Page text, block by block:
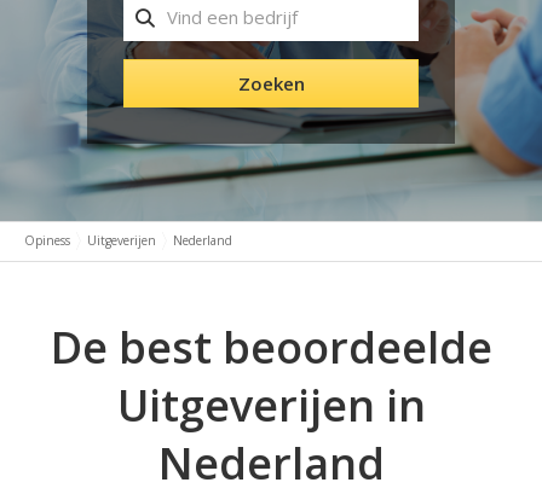
Zoeken
Opiness Uitgeverijen Nederland
De best beoordeelde
Uitgeverijen in
Nederland